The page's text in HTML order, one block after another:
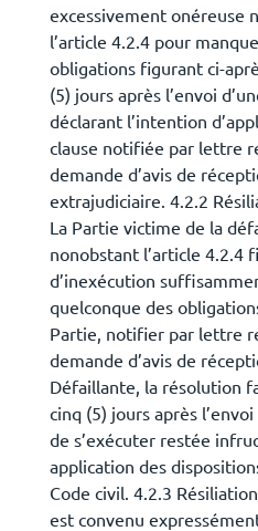
excessivement onéreuse
l’article 4.2.4 pour
obligations figurant ci-
(5) jours après l’envoi
déclarant l’intention
clause notifiée par lettre
demande d’avis de
extrajudiciaire. 4.2.2
La Partie victime de la
nonobstant l’article 4.2.4
d’inexécution
quelconque des
Partie, notifier par lettre
demande d’avis de
Défaillante, la résolution
cinq (5) jours après
de s’exécuter restée
application des
Code civil. 4.2.3
est convenu